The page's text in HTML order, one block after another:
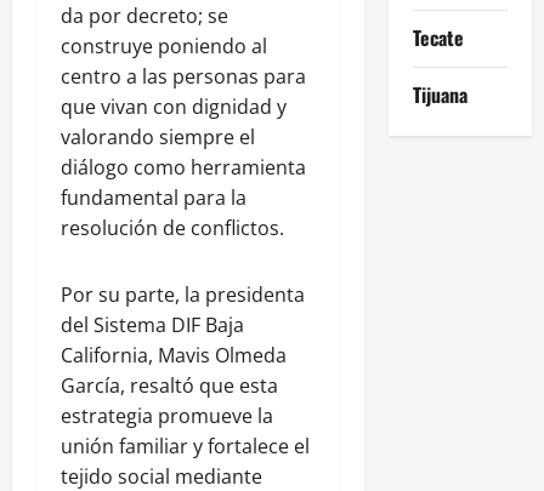
da por decreto; se
construye poniendo al
centro a las personas para
que vivan con dignidad y
valorando siempre el
diálogo como herramienta
fundamental para la
resolución de conflictos.
Por su parte, la presidenta
del Sistema DIF Baja
California, Mavis Olmeda
García, resaltó que esta
estrategia promueve la
unión familiar y fortalece el
tejido social mediante
Tecate
Tijuana